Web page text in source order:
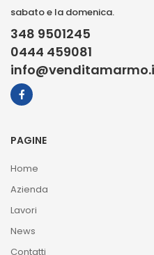
sabato e la domenica.
348 9501245
0444 459081
PAGINE
Home
Azienda
Lavori
News
Contatti